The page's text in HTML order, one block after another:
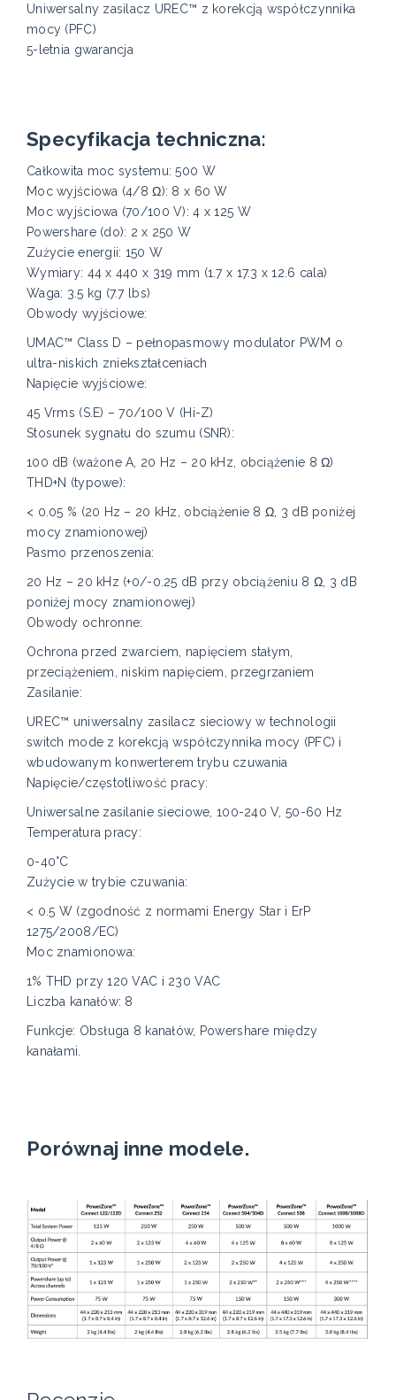
Uniwersalny zasilacz UREC™ z korekcją współczynnika
mocy (PFC)
5-letnia gwarancja
Specyfikacja techniczna:
Całkowita moc systemu: 500 W
Moc wyjściowa (4/8 Ω): 8 x 60 W
Moc wyjściowa (70/100 V): 4 x 125 W
Powershare (do): 2 x 250 W
Zużycie energii: 150 W
Wymiary: 44 x 440 x 319 mm (1.7 x 17.3 x 12.6 cala)
Waga: 3.5 kg (7.7 lbs)
Obwody wyjściowe:
UMAC™ Class D – pełnopasmowy modulator PWM o
ultra-niskich zniekształceniach
Napięcie wyjściowe:
45 Vrms (S.E) – 70/100 V (Hi-Z)
Stosunek sygnału do szumu (SNR):
100 dB (ważone A, 20 Hz – 20 kHz, obciążenie 8 Ω)
THD+N (typowe):
< 0.05 % (20 Hz – 20 kHz, obciążenie 8 Ω, 3 dB poniżej
mocy znamionowej)
Pasmo przenoszenia:
20 Hz – 20 kHz (+0/-0.25 dB przy obciążeniu 8 Ω, 3 dB
poniżej mocy znamionowej)
Obwody ochronne:
Ochrona przed zwarciem, napięciem stałym,
przeciążeniem, niskim napięciem, przegrzaniem
Zasilanie:
UREC™ uniwersalny zasilacz sieciowy w technologii
switch mode z korekcją współczynnika mocy (PFC) i
wbudowanym konwerterem trybu czuwania
Napięcie/częstotliwość pracy:
Uniwersalne zasilanie sieciowe, 100-240 V, 50-60 Hz
Temperatura pracy:
0-40°C
Zużycie w trybie czuwania:
< 0.5 W (zgodność z normami Energy Star i ErP
1275/2008/EC)
Moc znamionowa:
1% THD przy 120 VAC i 230 VAC
Liczba kanałów: 8
Funkcje: Obsługa 8 kanałów, Powershare między
kanałami.
Porównaj inne modele.